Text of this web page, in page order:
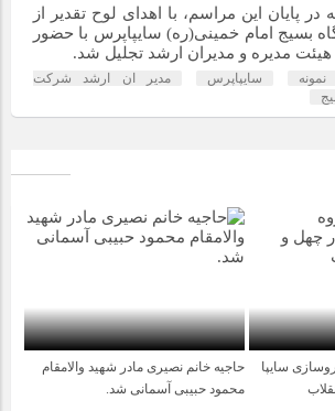
پایان این مراسم، با اهدای لوح تقدیر از
بسیج امام خمینی(ره) سایپاپرس با حضور
مدیره و مدیران ارشد تجلیل شد.
سایپاپرس
مدیر ان ارشد شرکت
سایپا
حاجیه خانم نصیری مادر شهید والامقام
محمود حبیبی آسمانی شد.